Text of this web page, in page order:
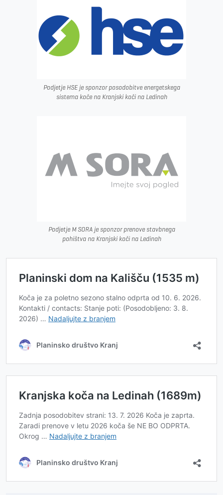
Podjetje HSE je sponzor posodobitve energetskega
sistema koče na Kranjski koči na Ledinah
Podjetje M SORA je sponzor prenove stavbnega
pohištva na Kranjski koči na Ledinah